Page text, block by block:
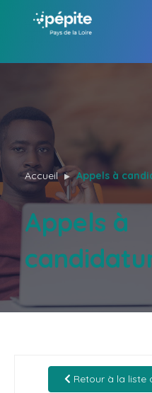
Accueil Appels à
Appels à
Retour à la liste